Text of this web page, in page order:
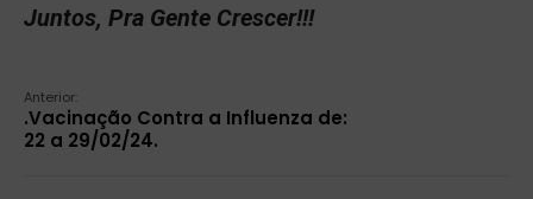
Juntos, Pra Gente Crescer!!!
Anterior:
.Vacinação Contra a Influenza de:
22 a 29/02/24.